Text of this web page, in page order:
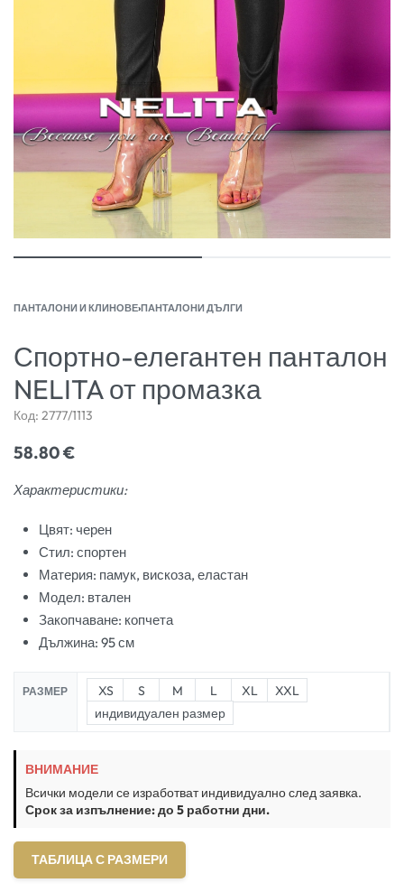
ПАНТАЛОНИ И КЛИНОВЕ›ПАНТАЛОНИ ДЪЛГИ
Спортно-елегантен панталон
NELITA от промазка
Код: 2777/1113
58.80€
Характеристики:
Цвят: черен
Стил: спортен
Материя: памук, вискоза, еластан
Модел: втален
Закопчаване: копчета
Дължина: 95 см
РАЗМЕР XS S M L XL
XXL
индивидуален размер
ВНИМАНИЕ
Всички модели се изработват индивидуално след заявка.
Срок за изпълнение: до 5 работни дни.
ТАБЛИЦА С РАЗМЕРИ